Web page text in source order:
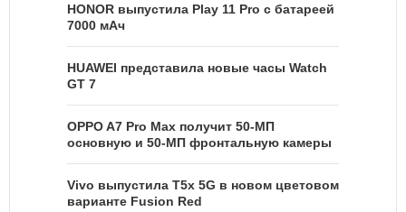
HONOR выпустила Play 11 Pro с батареей
7000 мАч
HUAWEI представила новые часы Watch
GT 7
OPPO A7 Pro Max получит 50-МП
основную и 50-МП фронтальную камеры
Vivo выпустила T5x 5G в новом цветовом
варианте Fusion Red